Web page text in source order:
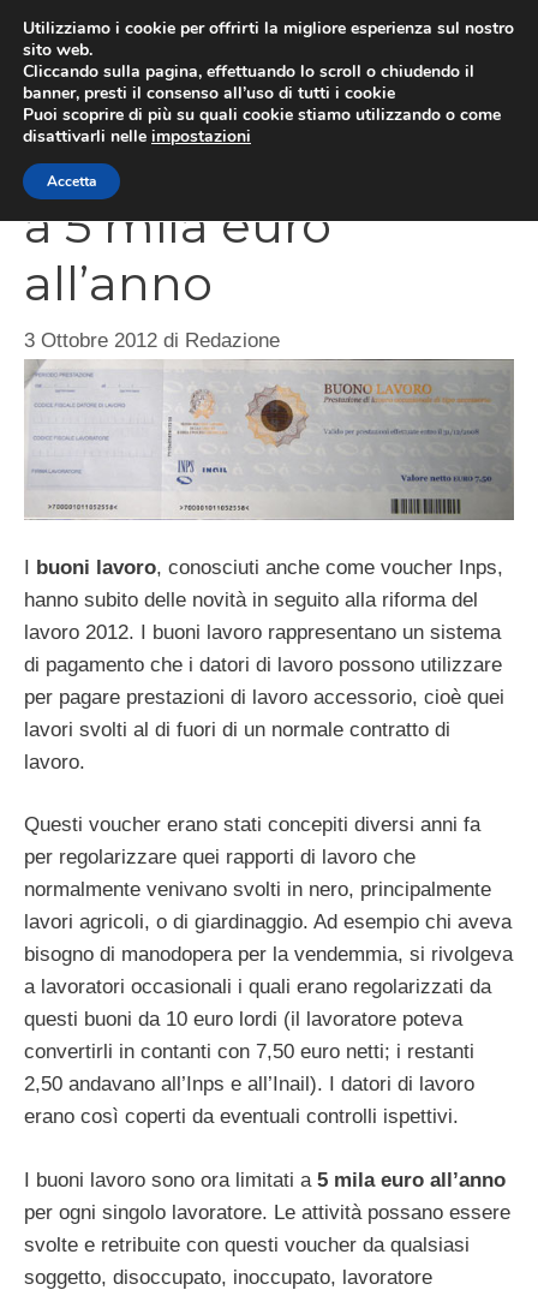
contenuto
Buoni lavoro limitati
a 5 mila euro
all’anno
3 Ottobre 2012 di Redazione
I buoni lavoro, conosciuti anche come voucher Inps,
hanno subito delle novità in seguito alla riforma del
lavoro 2012. I buoni lavoro rappresentano un sistema
di pagamento che i datori di lavoro possono utilizzare
per pagare prestazioni di lavoro accessorio, cioè quei
lavori svolti al di fuori di un normale contratto di
lavoro.
Questi voucher erano stati concepiti diversi anni fa
per regolarizzare quei rapporti di lavoro che
normalmente venivano svolti in nero, principalmente
lavori agricoli, o di giardinaggio. Ad esempio chi aveva
bisogno di manodopera per la vendemmia, si rivolgeva
a lavoratori occasionali i quali erano regolarizzati da
questi buoni da 10 euro lordi (il lavoratore poteva
convertirli in contanti con 7,50 euro netti; i restanti
2,50 andavano all’Inps e all’Inail). I datori di lavoro
erano così coperti da eventuali controlli ispettivi.
I buoni lavoro sono ora limitati a 5 mila euro all’anno
per ogni singolo lavoratore. Le attività possano essere
svolte e retribuite con questi voucher da qualsiasi
soggetto, disoccupato, inoccupato, lavoratore
Utilizziamo i cookie per offrirti la migliore esperienza sul nostro
sito web.
Cliccando sulla pagina, effettuando lo scroll o chiudendo il
banner, presti il consenso all’uso di tutti i cookie
Puoi scoprire di più su quali cookie stiamo utilizzando o come
disattivarli nelle impostazioni
Accetta